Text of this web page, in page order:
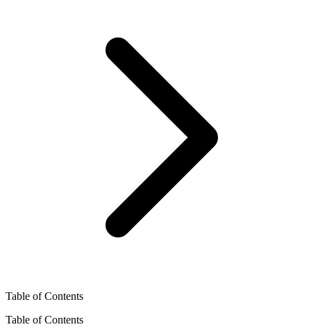
Table of Contents
Table of Contents